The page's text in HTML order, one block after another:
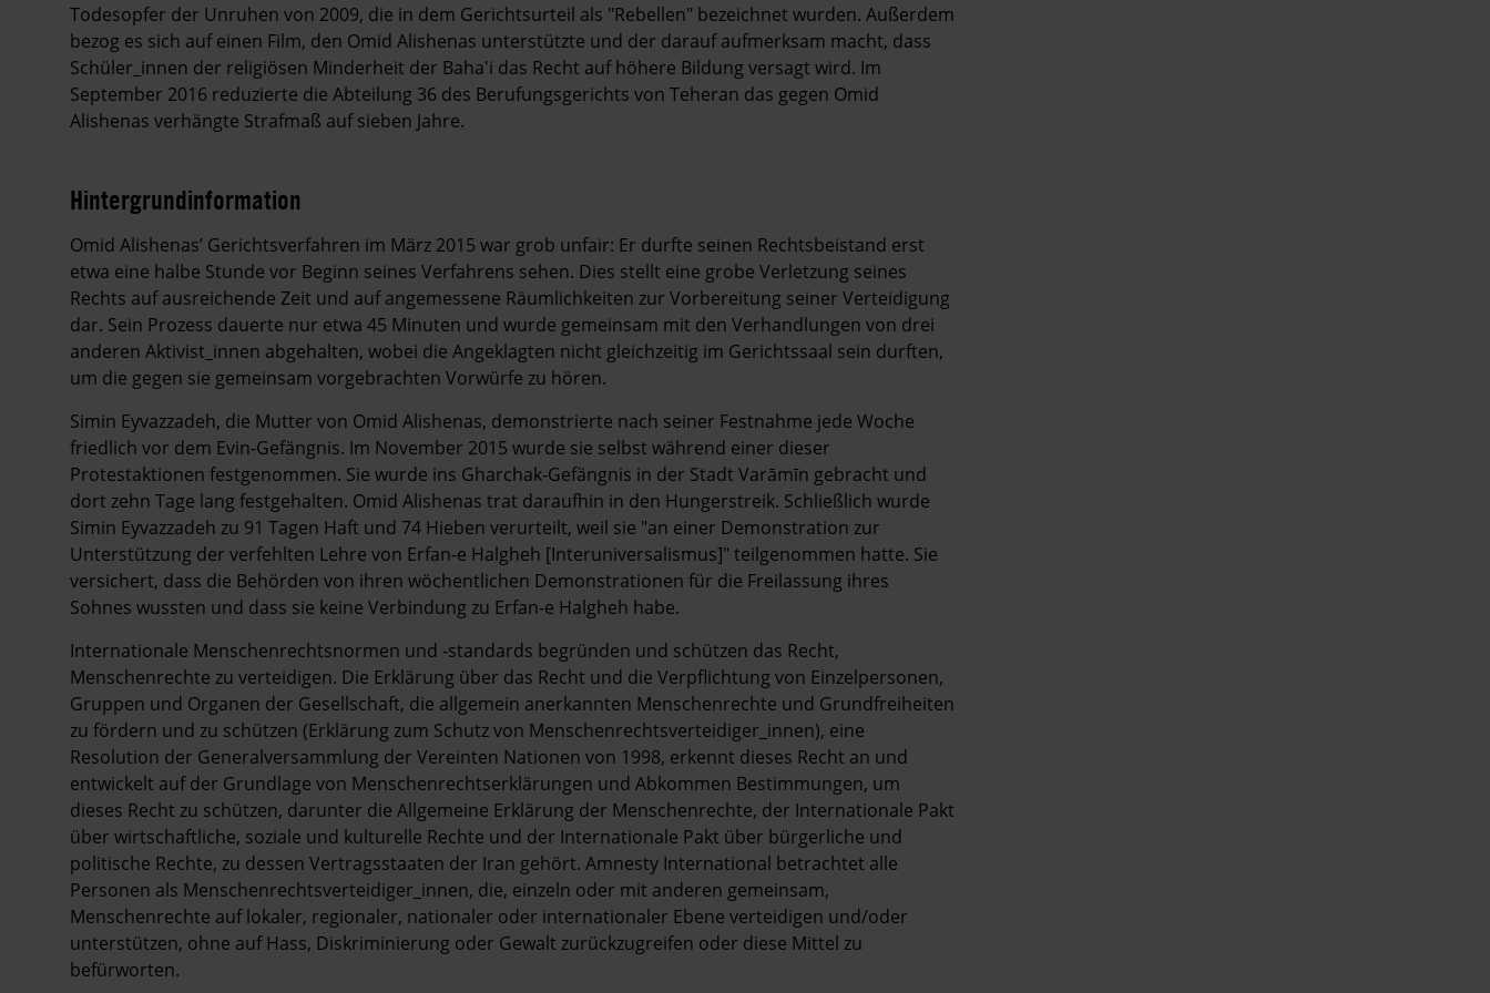
Todesopfer der Unruhen von 2009, die in dem Gerichtsurteil als "Rebellen" bezeichnet wurden. Außerdem
bezog es sich auf einen Film, den Omid Alishenas unterstützte und der darauf aufmerksam macht, dass
Schüler_innen der religiösen Minderheit der Baha'i das Recht auf höhere Bildung versagt wird. Im
September 2016 reduzierte die Abteilung 36 des Berufungsgerichts von Teheran das gegen Omid
Alishenas verhängte Strafmaß auf sieben Jahre.
Hintergrundinformation
Hintergrund
Omid Alishenas’ Gerichtsverfahren im März 2015 war grob unfair: Er durfte seinen Rechtsbeistand erst
etwa eine halbe Stunde vor Beginn seines Verfahrens sehen. Dies stellt eine grobe Verletzung seines
Rechts auf ausreichende Zeit und auf angemessene Räumlichkeiten zur Vorbereitung seiner Verteidigung
dar. Sein Prozess dauerte nur etwa 45 Minuten und wurde gemeinsam mit den Verhandlungen von drei
anderen Aktivist_innen abgehalten, wobei die Angeklagten nicht gleichzeitig im Gerichtssaal sein durften,
um die gegen sie gemeinsam vorgebrachten Vorwürfe zu hören.
Simin Eyvazzadeh, die Mutter von Omid Alishenas, demonstrierte nach seiner Festnahme jede Woche
friedlich vor dem Evin-Gefängnis. Im November 2015 wurde sie selbst während einer dieser
Protestaktionen festgenommen. Sie wurde ins Gharchak-Gefängnis in der Stadt Varāmīn gebracht und
dort zehn Tage lang festgehalten. Omid Alishenas trat daraufhin in den Hungerstreik. Schließlich wurde
Simin Eyvazzadeh zu 91 Tagen Haft und 74 Hieben verurteilt, weil sie "an einer Demonstration zur
Unterstützung der verfehlten Lehre von Erfan-e Halgheh [Interuniversalismus]" teilgenommen hatte. Sie
versichert, dass die Behörden von ihren wöchentlichen Demonstrationen für die Freilassung ihres
Sohnes wussten und dass sie keine Verbindung zu Erfan-e Halgheh habe.
Internationale Menschenrechtsnormen und -standards begründen und schützen das Recht,
Menschenrechte zu verteidigen. Die Erklärung über das Recht und die Verpflichtung von Einzelpersonen,
Gruppen und Organen der Gesellschaft, die allgemein anerkannten Menschenrechte und Grundfreiheiten
zu fördern und zu schützen (Erklärung zum Schutz von Menschenrechtsverteidiger_innen), eine
Resolution der Generalversammlung der Vereinten Nationen von 1998, erkennt dieses Recht an und
entwickelt auf der Grundlage von Menschenrechtserklärungen und Abkommen Bestimmungen, um
dieses Recht zu schützen, darunter die Allgemeine Erklärung der Menschenrechte, der Internationale Pakt
über wirtschaftliche, soziale und kulturelle Rechte und der Internationale Pakt über bürgerliche und
politische Rechte, zu dessen Vertragsstaaten der Iran gehört. Amnesty International betrachtet alle
Personen als Menschenrechtsverteidiger_innen, die, einzeln oder mit anderen gemeinsam,
Menschenrechte auf lokaler, regionaler, nationaler oder internationaler Ebene verteidigen und/oder
unterstützen, ohne auf Hass, Diskriminierung oder Gewalt zurückzugreifen oder diese Mittel zu
befürworten.